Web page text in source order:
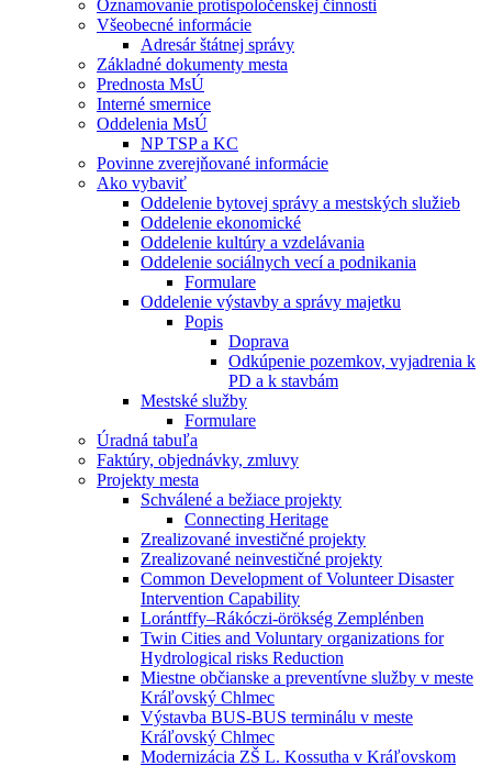
Oznamovanie protispoločenskej činnosti
Všeobecné informácie
Adresár štátnej správy
Základné dokumenty mesta
Prednosta MsÚ
Interné smernice
Oddelenia MsÚ
NP TSP a KC
Povinne zverejňované informácie
Ako vybaviť
Oddelenie bytovej správy a mestských služieb
Oddelenie ekonomické
Oddelenie kultúry a vzdelávania
Oddelenie sociálnych vecí a podnikania
Formulare
Oddelenie výstavby a správy majetku
Popis
Doprava
Odkúpenie pozemkov, vyjadrenia k
PD a k stavbám
Mestské služby
Formulare
Úradná tabuľa
Faktúry, objednávky, zmluvy
Projekty mesta
Schválené a bežiace projekty
Connecting Heritage
Zrealizované investičné projekty
Zrealizované neinvestičné projekty
Common Development of Volunteer Disaster
Intervention Capability
Lorántffy–Rákóczi-örökség Zemplénben
Twin Cities and Voluntary organizations for
Hydrological risks Reduction
Miestne občianske a preventívne služby v meste
Kráľovský Chlmec
Výstavba BUS-BUS terminálu v meste
Kráľovský Chlmec
Modernizácia ZŠ L. Kossutha v Kráľovskom